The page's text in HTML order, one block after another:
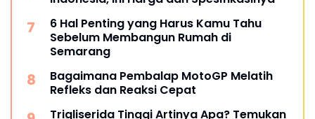
6 Hal Penting yang Harus Kamu Tahu
Sebelum Membangun Rumah di
Semarang
Bagaimana Pembalap MotoGP Melatih
Refleks dan Reaksi Cepat
Trigliserida Tinggi Artinya Apa? Temukan